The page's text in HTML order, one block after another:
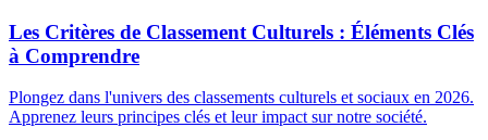
Les Critères de Classement Culturels : Éléments Clés
à Comprendre
Plongez dans l'univers des classements culturels et sociaux en 2026.
Apprenez leurs principes clés et leur impact sur notre société.